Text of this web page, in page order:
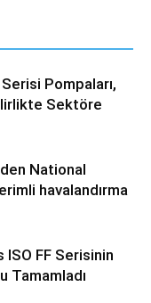
Pompaları,
Sektöre
National
havalandırma
FF Serisinin
Tamamladı